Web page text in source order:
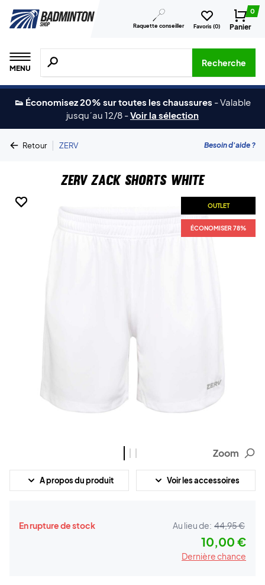
Raquette conseiller Favoris (0)
0
Panier
MENU
Recherche de produits, de marques, etc.
Recherche
👟 Économisez 20% sur toutes les chaussures -Valable
jusqu´au 12/8 -Voir la sélection
Retour | ZERV Besoin d'aide ?
ZERV Zack Shorts White
OUTLET
ÉCONOMISER 78%
OUTLET
ÉCONOMISER 78%
OUTLET
ÉCONOMISER 78%
Zoom
A propos du produit Voir les accessoires
En rupture de stock Au lieu de: 44,95 €
10,00 €
Dernière chance